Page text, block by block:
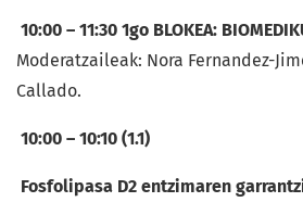
10:00 – 11:30 1go BLOKEA:
Moderatzaileak: Nora Fernandez-
Callado.
10:00 – 10:10 (1.1)
Fosfolipasa D2 entzimaren